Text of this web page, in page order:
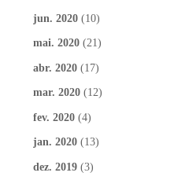
jun. 2020 (10)
mai. 2020 (21)
abr. 2020 (17)
mar. 2020 (12)
fev. 2020 (4)
jan. 2020 (13)
dez. 2019 (3)